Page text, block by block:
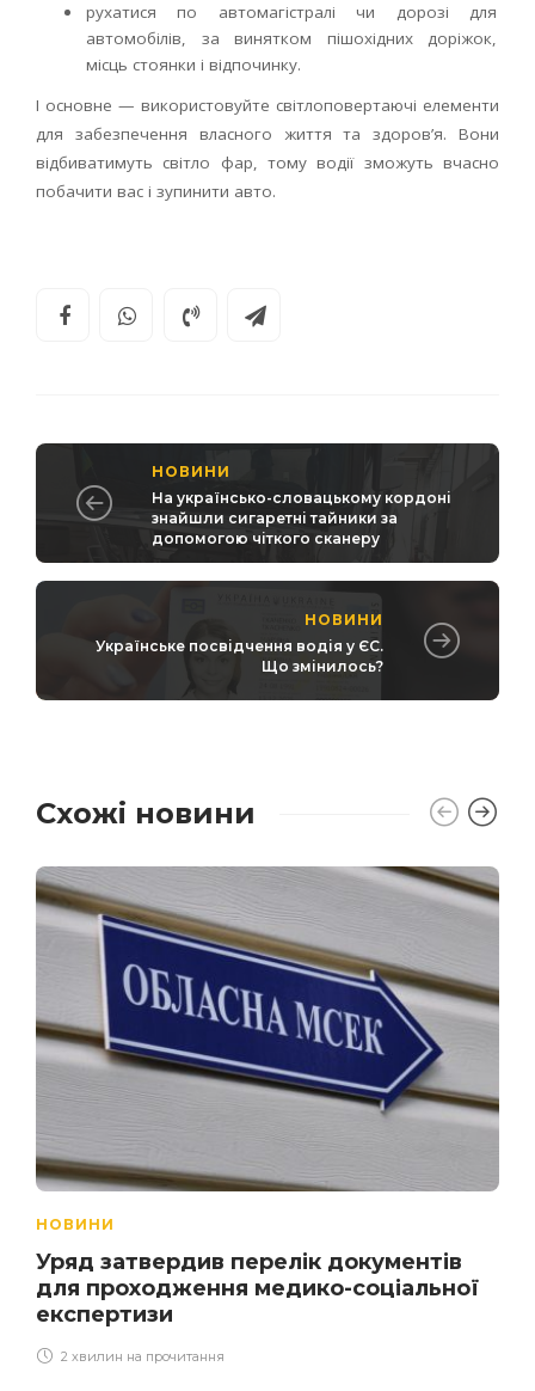
рухатися по автомагістралі чи дорозі для
автомобілів, за винятком пішохідних доріжок,
місць стоянки і відпочинку.
І основне — використовуйте світлоповертаючі елементи
для забезпечення власного життя та здоров’я. Вони
відбиватимуть світло фар, тому водії зможуть вчасно
побачити вас і зупинити авто.
НОВИНИ
На українсько-словацькому кордоні
знайшли сигаретні тайники за
допомогою чіткого сканеру
НОВИНИ
Українське посвідчення водія у ЄС.
Що змінилось?
Схожі новини
НОВИНИ
Уряд затвердив перелік документів
для проходження медико-соціальної
експертизи
2 хвилин на прочитання